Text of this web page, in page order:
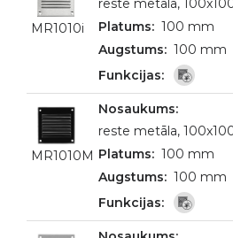
MR1010i
reste metāla,
100 mm
100 mm
MR1010M
reste metāla,
100 mm
100 mm